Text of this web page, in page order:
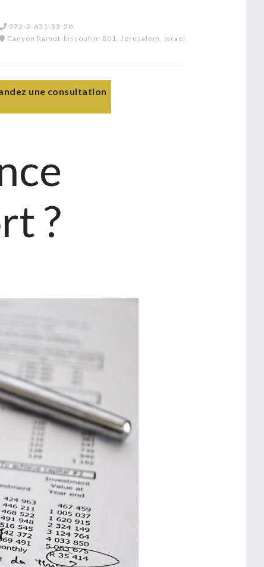
972-2-651-33-20
Canyon Ramot-kissoufim 801, Jérusalem, Israel
une consultation
?